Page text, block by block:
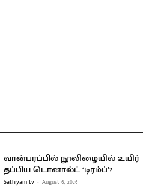
வான்பரப்பில் நூலிழையில் உயிர்
தப்பிய டொனால்ட் ‘டிரம்ப்’?
Sathiyam tv - August 6, 2026